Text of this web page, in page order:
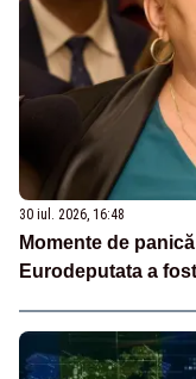
30 iul. 2026, 16:48
Momente de
Eurodeputata a